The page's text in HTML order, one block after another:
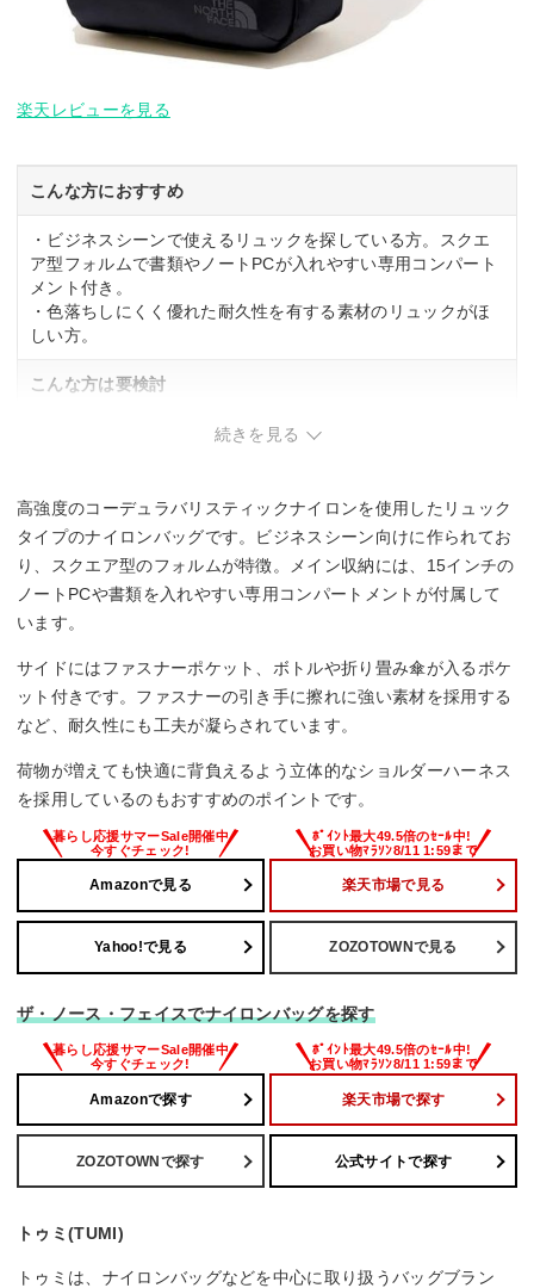
楽天レビューを見る
こんな方におすすめ
・ビジネスシーンで使えるリュックを探している方。スクエ
ア型フォルムで書類やノートPCが入れやすい専用コンパート
メント付き。
・色落ちしにくく優れた耐久性を有する素材のリュックがほ
しい方。
こんな方は要検討
・リュックだけでなく、手持ちや肩掛けにも対応したものが
ザインのため、カジュアルなデザイン性よりも機能性を優先
した作り。
続きを見る
高強度のコーデュラバリスティックナイロンを使用したリュック
タイプのナイロンバッグです。ビジネスシーン向けに作られてお
り、スクエア型のフォルムが特徴。メイン収納には、15インチの
ノートPCや書類を入れやすい専用コンパートメントが付属して
います。
サイドにはファスナーポケット、ボトルや折り畳み傘が入るポケ
ット付きです。ファスナーの引き手に擦れに強い素材を採用する
など、耐久性にも工夫が凝らされています。
荷物が増えても快適に背負えるよう立体的なショルダーハーネス
を採用しているのもおすすめのポイントです。
Amazonで見る 楽天市場で見る
Yahoo!で見る ZOZOTOWNで見る
ザ・ノース・フェイスでナイロンバッグを探す
Amazonで探す 楽天市場で探す
ZOZOTOWNで探す 公式サイトで探す
トゥミ(TUMI)
トゥミは、ナイロンバッグなどを中心に取り扱うバッグブラン